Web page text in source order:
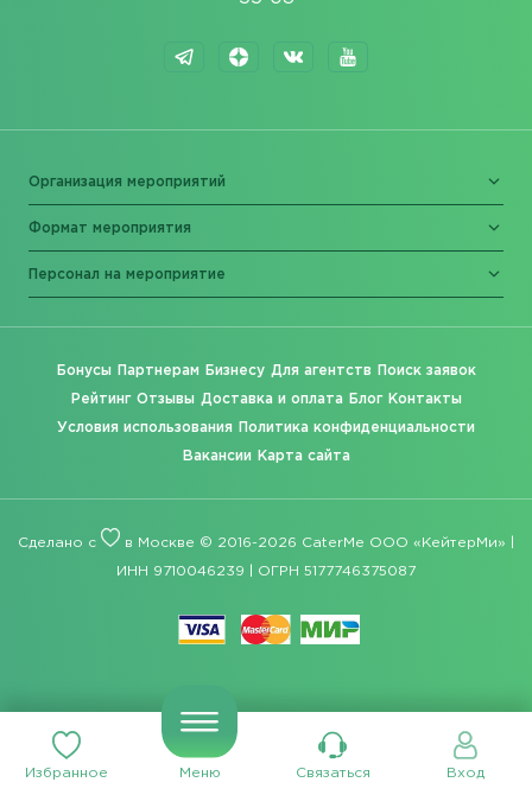
Избранное Меню Связаться Вход
Организация мероприятий
Формат мероприятия
Персонал на мероприятие
Бонусы Партнерам Бизнесу Для агентств Поиск заявок
Рейтинг Отзывы Доставка и оплата Блог Контакты
Условия использования Политика конфиденциальности
Вакансии Карта сайта
Сделано с в Москве © 2016-2026 CaterMe ООО «КейтерМи» |
ИНН 9710046239 | ОГРН 5177746375087